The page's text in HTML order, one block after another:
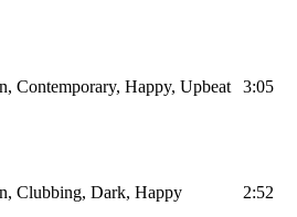
Contemporary, Happy, Upbeat 3:05
Clubbing, Dark, Happy 2:52